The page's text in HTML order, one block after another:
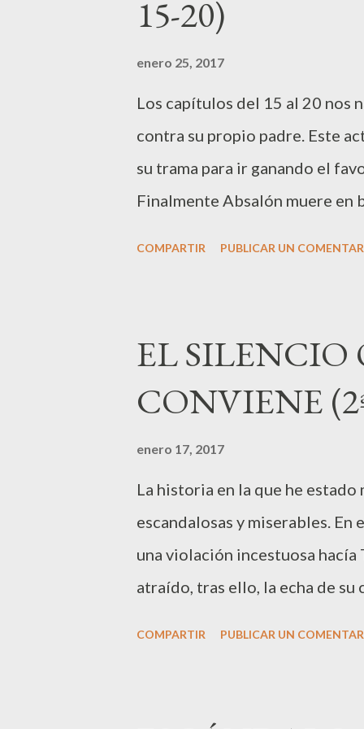
cronistas, ya que en 1ª
levantarse guerra contra los
hermano de Goliat geteo, el
15-20)
enero 25, 2017
Los capítulos del 15 al 20 nos
contra su propio padre. Este
su trama para ir ganando el
Finalmente Absalón muere en
familia, como en el caso de
no solo en nuestro panorama
cristianas. He de reconocer
y eso puede involucrarme en
conseguir posiciones que me
COMPARTIR PUBLICAR UN
EL SILENCIO
CONVIENE
enero 17, 2017
La historia en la que he
escandalosas y miserables.
una violación incestuosa hacía
atraído, tras ello, la echa de su
COMPARTIR PUBLICAR UN